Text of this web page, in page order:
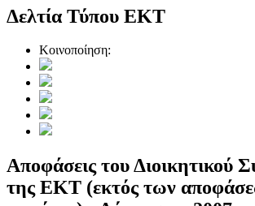
Δελτία Τύπου ΕΚΤ
Κοινοποίηση:
Αποφάσεις του Διοικητικού
της ΕΚΤ (εκτός των